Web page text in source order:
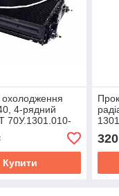
охолодження
4-рядний
70У.1301.010-
Купити
320